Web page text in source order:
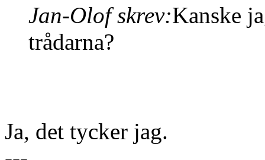
Jan-Olof skrev:Kanske
trådarna?
Ja, det tycker jag.